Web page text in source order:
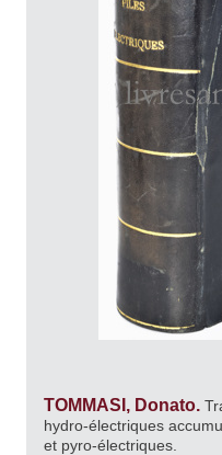
TOMMASI, Donato.
hydro-électriques
et pyro-électriques.